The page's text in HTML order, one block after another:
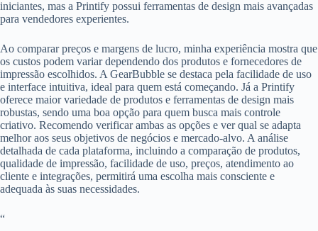
iniciantes, mas a Printify possui ferramentas de design mais avançadas
para vendedores experientes.
Ao comparar preços e margens de lucro, minha experiência mostra que
os custos podem variar dependendo dos produtos e fornecedores de
impressão escolhidos. A GearBubble se destaca pela facilidade de uso
e interface intuitiva, ideal para quem está começando. Já a Printify
oferece maior variedade de produtos e ferramentas de design mais
robustas, sendo uma boa opção para quem busca mais controle
criativo. Recomendo verificar ambas as opções e ver qual se adapta
melhor aos seus objetivos de negócios e mercado-alvo. A análise
detalhada de cada plataforma, incluindo a comparação de produtos,
qualidade de impressão, facilidade de uso, preços, atendimento ao
cliente e integrações, permitirá uma escolha mais consciente e
adequada às suas necessidades.
“